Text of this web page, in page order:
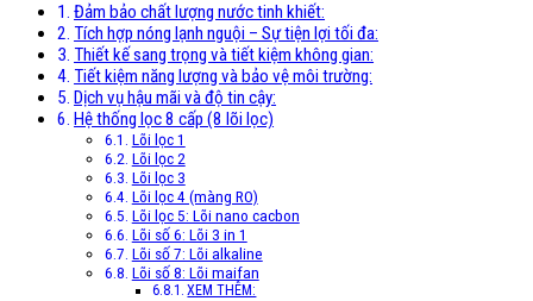
Đảm bảo chất lượng nước tinh khiết:
Tích hợp nóng lạnh nguội – Sự tiện lợi tối đa:
Thiết kế sang trọng và tiết kiệm không gian:
Tiết kiệm năng lượng và bảo vệ môi trường:
Dịch vụ hậu mãi và độ tin cậy:
Hệ thống lọc 8 cấp (8 lõi lọc)
Lõi lọc 1
Lõi lọc 2
Lõi lọc 3
Lõi lọc 4 (màng RO)
Lõi lọc 5: Lõi nano cacbon
Lõi số 6: Lõi 3 in 1
Lõi số 7: Lõi alkaline
Lõi số 8: Lõi maifan
XEM THÊM: